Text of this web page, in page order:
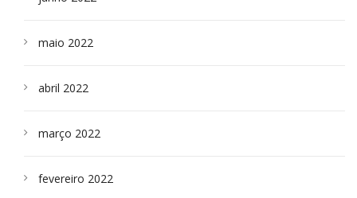
maio 2022
abril 2022
março 2022
fevereiro 2022